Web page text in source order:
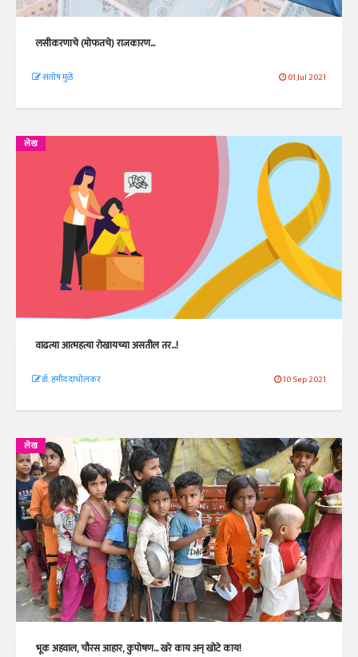
लसीकरणाचे (मोफतचे) राजकारण...
संतोष मुळे 01 Jul 2021
लेख
वाढत्या आत्महत्या रोखायच्या असतील तर...!
डॉ. हमीद दाभोलकर 10 Sep 2021
लेख
भूक अहवाल, चौरस आहार, कुपोषण... खरे काय अन् खोटे काय!